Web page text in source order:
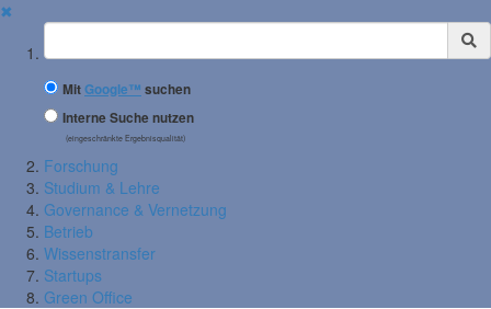
✖
Suchbegriff
MitGoogle™ suchen
Interne Suche nutzen
(eingeschränkte Ergebnisqualität)
Forschung
Studium & Lehre
Governance & Vernetzung
Betrieb
Wissenstransfer
Startups
Green Office